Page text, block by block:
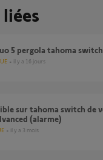
5 pergola tahoma switch
il y a 16 jours
(alarme)
il y a 3 mois